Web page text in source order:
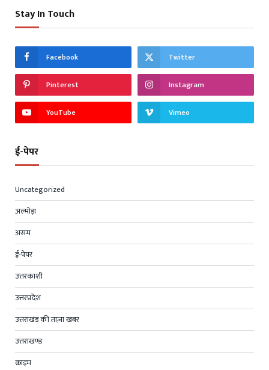
Stay In Touch
Facebook Twitter
Pinterest Instagram
YouTube Vimeo
ई-पेपर
Uncategorized
अल्मोड़ा
असम
ई-पेपर
उत्तरकाशी
उत्तरप्रदेश
उत्तराखंड की ताज़ा खबर
उत्तराखण्ड
क्राइम